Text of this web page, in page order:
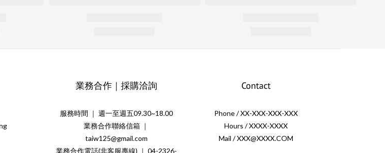
業務合作｜採購洽詢
服務時間 ｜ 週一至週五09.30~18.00
業務合作聯絡信箱 ｜
taiw125@gmail.com
業務合作電話(非客服專線) ｜ 04-2326-
Contact
Phone / XX-XXX-XXX-XXX
Hours / XXXX-XXXX
Mail / XXX@XXXX.COM